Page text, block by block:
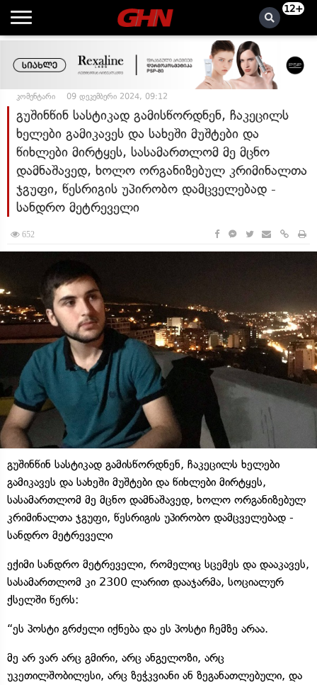
12+
კომენტარი 09 დეკემბერი 2024, 09:12
გუშინწინ სასტიკად გამისწორდნენ, ჩაკეცილს
ხელები გამიკავეს და სახეში მუშტები და
წიხლები მირტყეს, სასამართლომ მე მცნო
დამნაშავედ, ხოლო ორგანიზებულ კრიმინალთა
ჯგუფი, წესრიგის უპირობო დამცველებად -
სანდრო მეტრეველი
652
გუშინწინ სასტიკად გამისწორდნენ, ჩაკეცილს ხელები
გამიკავეს და სახეში მუშტები და წიხლები მირტყეს,
სასამართლომ მე მცნო დამნაშავედ, ხოლო ორგანიზებულ
კრიმინალთა ჯგუფი, წესრიგის უპირობო დამცველებად -
სანდრო მეტრეველი
ექიმი სანდრო მეტრეველი, რომელიც სცემეს და დააკავეს,
სასამართლომ კი 2300 ლარით დააჯარმა, სოციალურ
ქსელში წერს:
“ეს პოსტი გრძელი იქნება და ეს პოსტი ჩემზე არაა.
მე არ ვარ არც გმირი, არც ანგელოზი, არც
უკეთილშობილესი, არც ზეჭკვიანი ან ზეგანათლებული, და